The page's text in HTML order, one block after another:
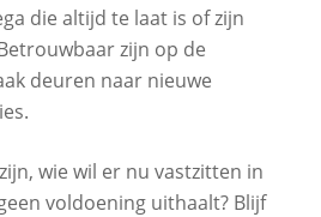
die altijd te laat is of zijn
zijn op de
deuren naar nieuwe
wie wil er nu vastzitten in
voldoening uithaalt? Blijf